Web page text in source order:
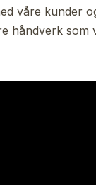
våre kunder
håndverk som